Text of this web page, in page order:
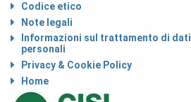
Codice etico
Note legali
Informazioni sul trattamento di dati
personali
Privacy & Cookie Policy
Home